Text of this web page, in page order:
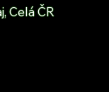
Celá ČR